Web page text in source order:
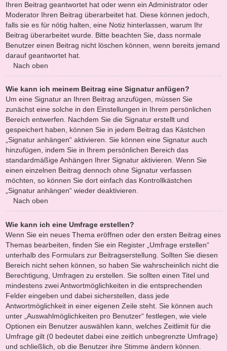
Ihren Beitrag geantwortet hat oder wenn ein Administrator oder
Moderator Ihren Beitrag überarbeitet hat. Diese können jedoch,
falls sie es für nötig halten, eine Notiz hinterlassen, warum Ihr
Beitrag überarbeitet wurde. Bitte beachten Sie, dass normale
Benutzer einen Beitrag nicht löschen können, wenn bereits jemand
darauf geantwortet hat.
Nach oben
Wie kann ich meinem Beitrag eine Signatur anfügen?
Um eine Signatur an Ihren Beitrag anzufügen, müssen Sie
zunächst eine solche in den Einstellungen in Ihrem persönlichen
Bereich entwerfen. Nachdem Sie die Signatur erstellt und
gespeichert haben, können Sie in jedem Beitrag das Kästchen
„Signatur anhängen“ aktivieren. Sie können eine Signatur auch
hinzufügen, indem Sie in Ihrem persönlichen Bereich das
standardmäßige Anhängen Ihrer Signatur aktivieren. Wenn Sie
einen einzelnen Beitrag dennoch ohne Signatur verfassen
möchten, so können Sie dort einfach das Kontrollkästchen
„Signatur anhängen“ wieder deaktivieren.
Nach oben
Wie kann ich eine Umfrage erstellen?
Wenn Sie ein neues Thema eröffnen oder den ersten Beitrag eines
Themas bearbeiten, finden Sie ein Register „Umfrage erstellen“
unterhalb des Formulars zur Beitragserstellung. Sollten Sie diesen
Bereich nicht sehen können, so haben Sie wahrscheinlich nicht die
Berechtigung, Umfragen zu erstellen. Sie sollten einen Titel und
mindestens zwei Antwortmöglichkeiten in die entsprechenden
Felder eingeben und dabei sicherstellen, dass jede
Antwortmöglichkeit in einer eigenen Zeile steht. Sie können auch
unter „Auswahlmöglichkeiten pro Benutzer“ festlegen, wie viele
Optionen ein Benutzer auswählen kann, welches Zeitlimit für die
Umfrage gilt (0 bedeutet dabei eine zeitlich unbegrenzte Umfrage)
und schließlich, ob die Benutzer ihre Stimme ändern können.